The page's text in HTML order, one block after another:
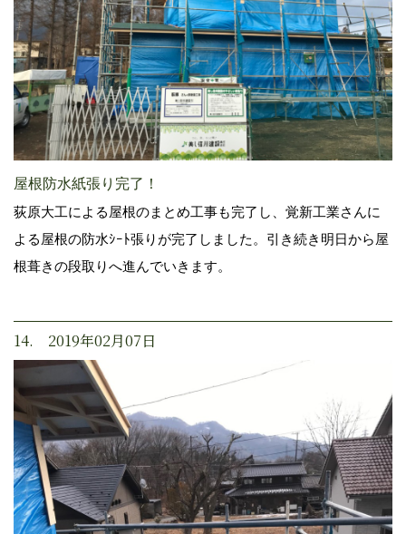
屋根防水紙張り完了！
荻原大工による屋根のまとめ工事も完了し、覚新工業さんに
よる屋根の防水ｼｰﾄ張りが完了しました。引き続き明日から屋
根葺きの段取りへ進んでいきます。
14. 2019年02月07日